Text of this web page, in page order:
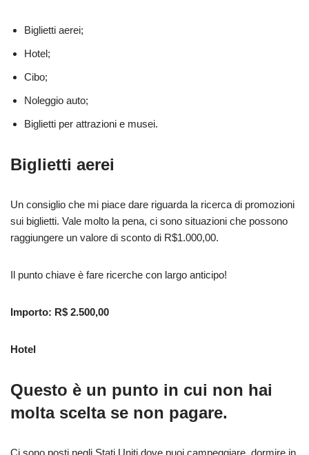
Biglietti aerei;
Hotel;
Cibo;
Noleggio auto;
Biglietti per attrazioni e musei.
Biglietti aerei
Un consiglio che mi piace dare riguarda la ricerca di promozioni
sui biglietti. Vale molto la pena, ci sono situazioni che possono
raggiungere un valore di sconto di R$1.000,00.
Il punto chiave è fare ricerche con largo anticipo!
Importo: R$ 2.500,00
Hotel
Questo è un punto in cui non hai
molta scelta se non pagare.
Ci sono posti negli Stati Uniti dove puoi campeggiare, dormire in